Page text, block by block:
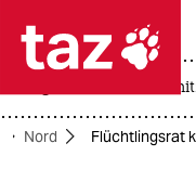
 taz
Nord Flüchtlingsrat